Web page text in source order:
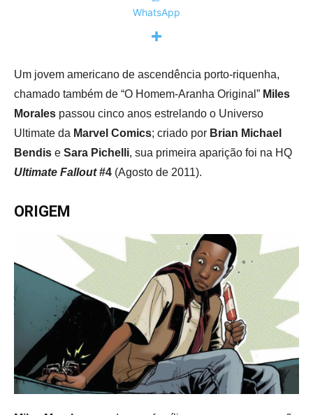
WhatsApp
Um jovem americano de ascendência porto-riquenha,
chamado também de “O Homem-Aranha Original” Miles
Morales passou cinco anos estrelando o Universo
Ultimate da Marvel Comics; criado por Brian Michael
Bendis e Sara Pichelli, sua primeira aparição foi na HQ
Ultimate Fallout#4 (Agosto de 2011).
ORIGEM